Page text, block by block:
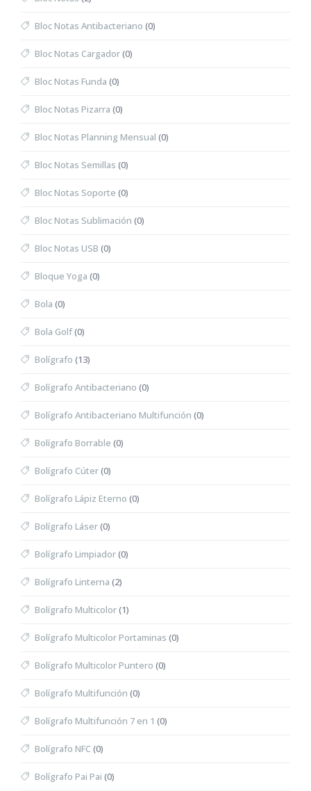
Bloc Notas Antibacteriano (0)
Bloc Notas Cargador(0)
Bloc Notas Funda (0)
Bloc Notas Pizarra (0)
Bloc Notas Planning Mensual (0)
Bloc Notas Semillas (0)
Bloc Notas Soporte (0)
Bloc Notas Sublimación (0)
Bloc Notas USB (0)
Bloque Yoga (0)
Bola (0)
Bola Golf(0)
Bolígrafo (13)
Bolígrafo Antibacteriano (0)
Bolígrafo Antibacteriano Multifunción (0)
Bolígrafo Borrable (0)
Bolígrafo Cúter(0)
Bolígrafo Lápiz Eterno (0)
Bolígrafo Láser(0)
Bolígrafo Limpiador(0)
Bolígrafo Linterna (2)
Bolígrafo Multicolor(1)
Bolígrafo Multicolor Portaminas (0)
Bolígrafo Multicolor Puntero (0)
Bolígrafo Multifunción (0)
Bolígrafo Multifunción 7 en 1 (0)
Bolígrafo NFC(0)
Bolígrafo Pai Pai (0)